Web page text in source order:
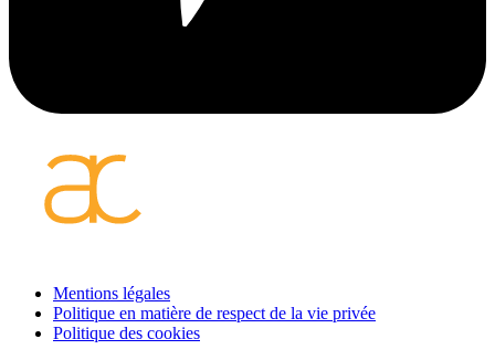
Footer
FR
Mentions légales
Politique en matière de respect de la vie privée
Politique des cookies